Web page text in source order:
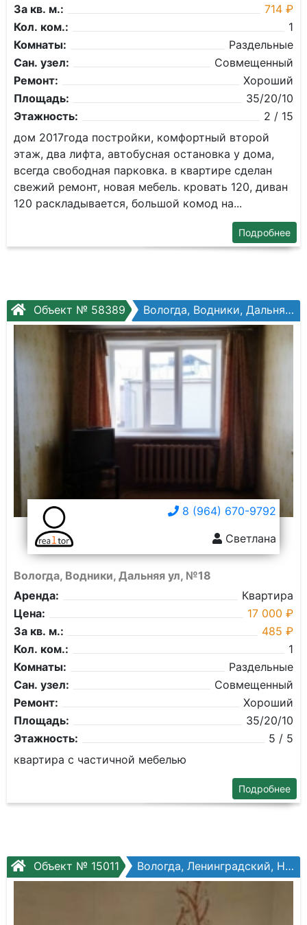
За кв. м.:
714 ₽
Кол. ком.:
1
Комнаты:
Раздельные
Сан. узел:
Совмещенный
Ремонт:
Хороший
Площадь:
35/20/10
Этажность:
2 / 15
дом 2017года постройки, комфортный второй
этаж, два лифта, автобусная остановка у дома,
всегда свободная парковка. в квартире сделан
свежий ремонт, новая мебель. кровать 120, диван
120 раскладывается, большой комод на...
Подробнее
Объект № 58389 Вологда, Водники, Дальняя ул, №18
8 (964) 670-9792
Светлана
Вологда, Водники, Дальняя ул, №18
Аренда:
Квартира
Цена:
17 000 ₽
За кв. м.:
485 ₽
Кол. ком.:
1
Комнаты:
Раздельные
Сан. узел:
Совмещенный
Ремонт:
Хороший
Площадь:
35/20/10
Этажность:
5 / 5
квартира с частичной мебелью
Подробнее
Объект № 15011 Вологда, Ленинградский, Новгородская ул, №1б